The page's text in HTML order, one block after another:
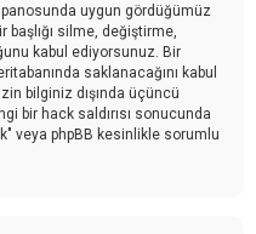
uygun gördüğümüz
silme, değiştirme,
kabul ediyorsunuz. Bir
saklanacağını kabul
bilginiz dışında üçüncü
bir hack saldırısı sonucunda
veya phpBB kesinlikle sorumlu